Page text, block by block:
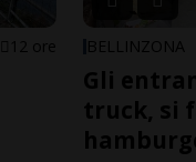
12 ore BELLINZONA
Gli
truck, si